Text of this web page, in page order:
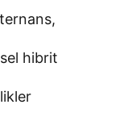
hibrit